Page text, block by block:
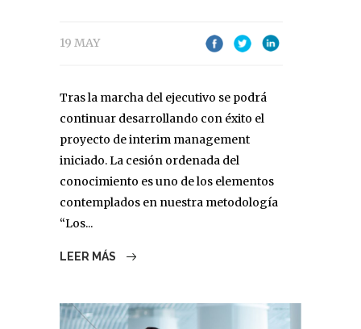
19 MAY
Tras la marcha del ejecutivo se podrá
continuar desarrollando con éxito el
proyecto de interim management
iniciado. La cesión ordenada del
conocimiento es uno de los elementos
contemplados en nuestra metodología
“Los...
LEER MÁS